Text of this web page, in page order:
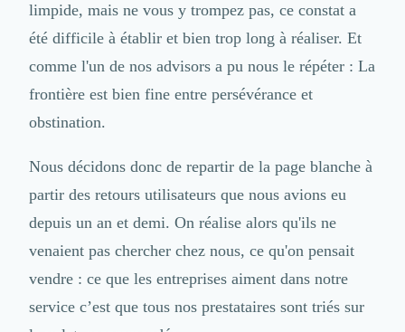
Présentations PowerPoint
SMS Marketing
Data Marketing
Logiciel Marketing
Logiciel Commercial
Expertise Comptable
Levée de fonds
Droit des Affaires
Externalisation Administrative
Direction Financière Externalisée (DAF)
Restructuring
limpide, mais ne vous y trompez pas, ce constat a
été difficile à établir et bien trop long à réaliser. Et
comme l'un de nos advisors a pu nous le répéter : La
frontière est bien fine entre persévérance et
obstination.
Nous décidons donc de repartir de la page blanche à
partir des retours utilisateurs que nous avions eu
depuis un an et demi. On réalise alors qu'ils ne
venaient pas chercher chez nous, ce qu'on pensait
vendre : ce que les entreprises aiment dans notre
service c’est que tous nos prestataires sont triés sur